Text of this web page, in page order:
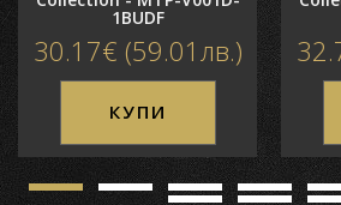
Материал стъкло
1BUDF
30.17€ (59.01лв.)
КУПИ